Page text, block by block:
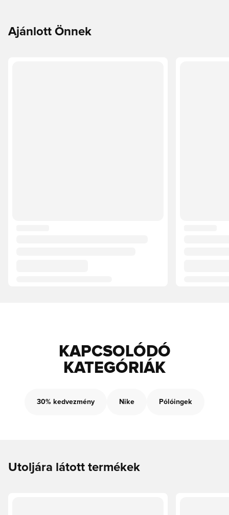
Ajánlott Önnek
KAPCSOLÓDÓ
KATEGÓRIÁK
30% kedvezmény Nike Pólóingek
Utoljára látott termékek